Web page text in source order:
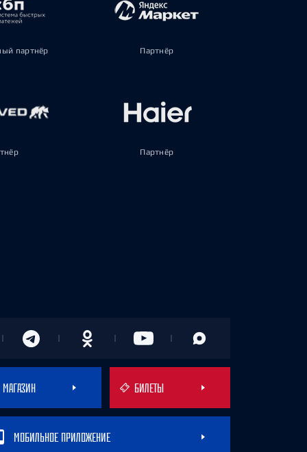
партнёр Партнёр
Партнёр
МАГАЗИН БИЛЕТЫ
МОБИЛЬНОЕ ПРИЛОЖЕНИЕ